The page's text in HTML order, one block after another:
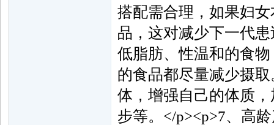
搭配需合理，如果妇
品，这对减少下一代
低脂肪、性温和的食
的食品都尽量减少摄
体，增强自己的体质
步等。</p><p>7、高